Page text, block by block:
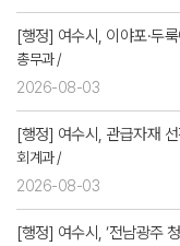
[행정] 여수시, 이야포·두
총무과 /
2026-08-03
[행정] 여수시, 관급자재
회계과 /
2026-08-03
[행정] 여수시, ‘전남광주